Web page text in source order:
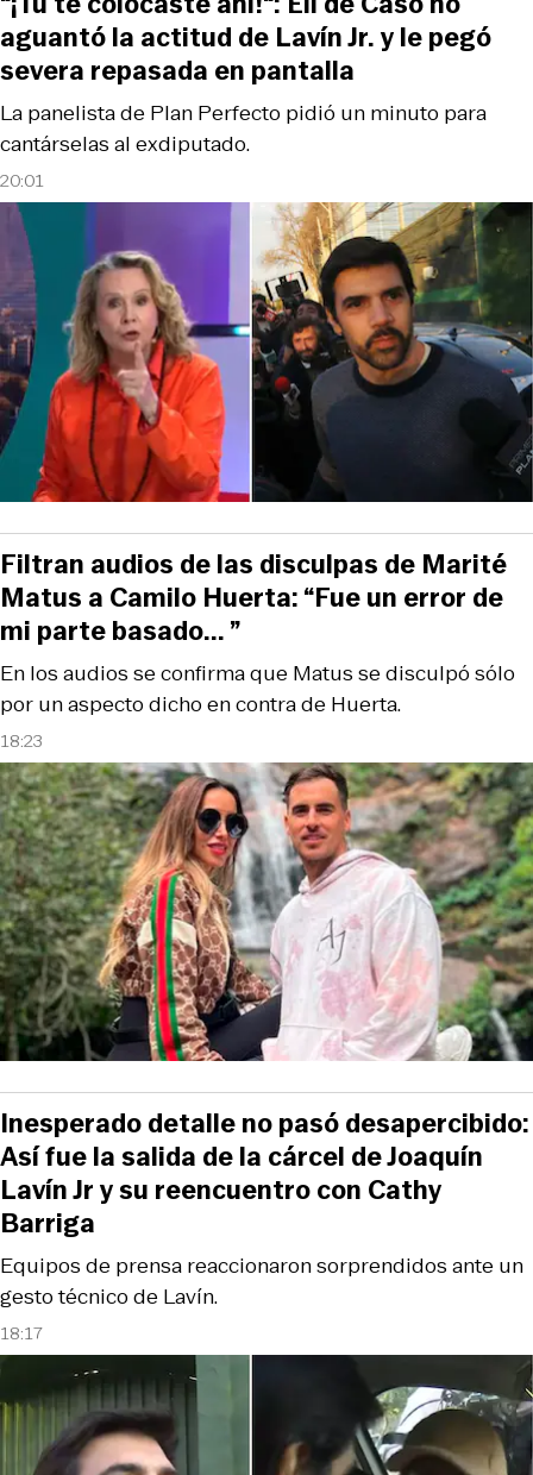
20:01
La panelista de Plan Perfecto pidió un minuto para
cantárselas al exdiputado.
aguantó la actitud de Lavín Jr. y le pegó
severa repasada en pantalla
18:23
En los audios se confirma que Matus se disculpó sólo
por un aspecto dicho en contra de Huerta.
Filtran audios de las disculpas de Marité
Matus a Camilo Huerta: “Fue un error de
mi parte basado... ”
18:17
Equipos de prensa reaccionaron sorprendidos ante un
gesto técnico de Lavín.
Inesperado detalle no pasó desapercibido:
Así fue la salida de la cárcel de Joaquín
Lavín Jr y su reencuentro con Cathy
Barriga